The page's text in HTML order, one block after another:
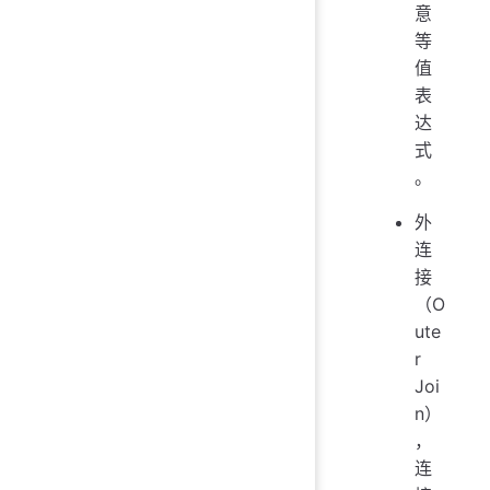
意
等
值
表
达
式
。
外
连
接
（O
ute
r
Joi
n）
，
连